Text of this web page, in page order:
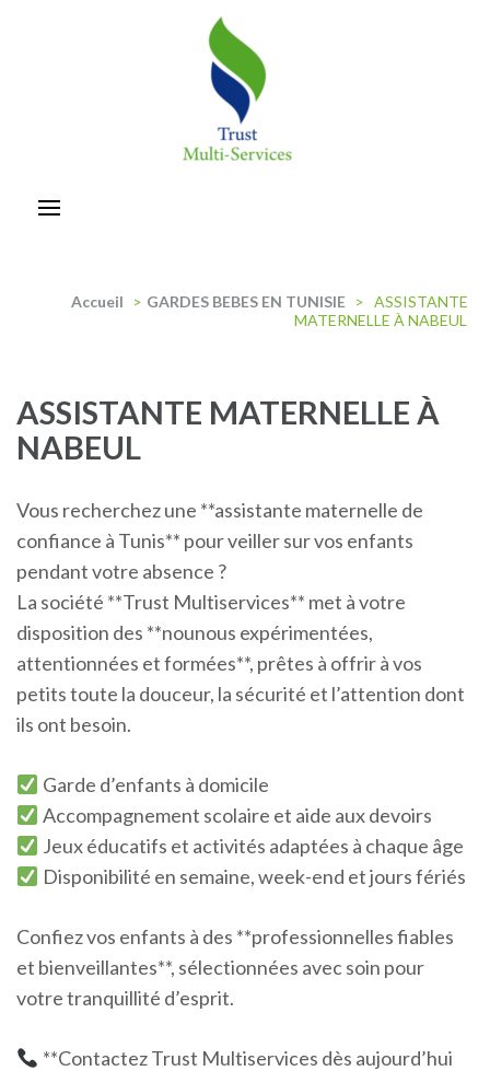
Accueil > GARDES BEBES EN TUNISIE > ASSISTANTE
MATERNELLE À NABEUL
ASSISTANTE MATERNELLE À
NABEUL
Vous recherchez une **assistante maternelle de
confiance à Tunis** pour veiller sur vos enfants
pendant votre absence ?
La société **Trust Multiservices** met à votre
disposition des **nounous expérimentées,
attentionnées et formées**, prêtes à offrir à vos
petits toute la douceur, la sécurité et l’attention dont
ils ont besoin.
Garde d’enfants à domicile
Accompagnement scolaire et aide aux devoirs
Jeux éducatifs et activités adaptées à chaque âge
Disponibilité en semaine, week-end et jours fériés
Confiez vos enfants à des **professionnelles fiables
et bienveillantes**, sélectionnées avec soin pour
votre tranquillité d’esprit.
**Contactez Trust Multiservices dès aujourd’hui